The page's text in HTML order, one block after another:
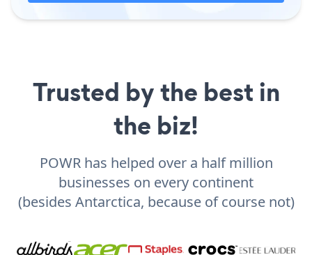
Trusted by the best in
the biz!
POWR has helped over a half million
businesses on every continent
(besides Antarctica, because of course not)